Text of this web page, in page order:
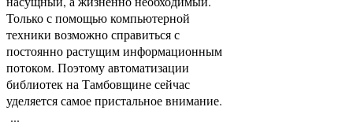
Только с помощью компьютерной
техники возможно справиться с
постоянно растущим информационным
потоком. Поэтому автоматизации
библиотек на Тамбовщине сейчас
уделяется самое пристальное внимание.
...